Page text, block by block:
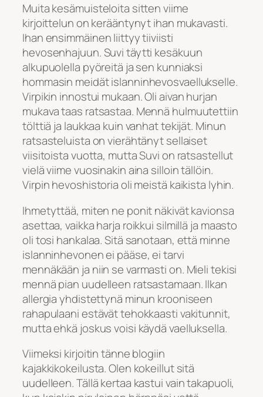
Muita kesämuisteloita sitten viime
kirjoittelun on kerääntynyt ihan mukavasti.
Ihan ensimmäinen liittyy tiiviisti
hevosenhajuun. Suvi täytti kesäkuun
alkupuolella pyöreitä ja sen kunniaksi
hommasin meidät islanninhevosvaellukselle.
Virpikin innostui mukaan. Oli aivan hurjan
mukava taas ratsastaa. Mennä hulmuutettiin
tölttiä ja laukkaa kuin vanhat tekijät. Minun
ratsasteluista on vierähtänyt sellaiset
viisitoista vuotta, mutta Suvi on ratsastellut
vielä viime vuosinakin aina silloin tällöin.
Virpin hevoshistoria oli meistä kaikista lyhin.
Ihmetyttää, miten ne ponit näkivät kavionsa
asettaa, vaikka harja roikkui silmillä ja maasto
oli tosi hankalaa. Sitä sanotaan, että minne
islanninhevonen ei pääse, ei tarvi
mennäkään ja niin se varmasti on. Mieli tekisi
mennä pian uudelleen ratsastamaan. Ilkan
allergia yhdistettynä minun krooniseen
rahapulaani estävät tehokkaasti vakitunnit,
mutta ehkä joskus voisi käydä vaelluksella.
Viimeksi kirjoitin tänne blogiin
kajakkikokeilusta. Olen kokeillut sitä
uudelleen. Tällä kertaa kastui vain takapuoli,